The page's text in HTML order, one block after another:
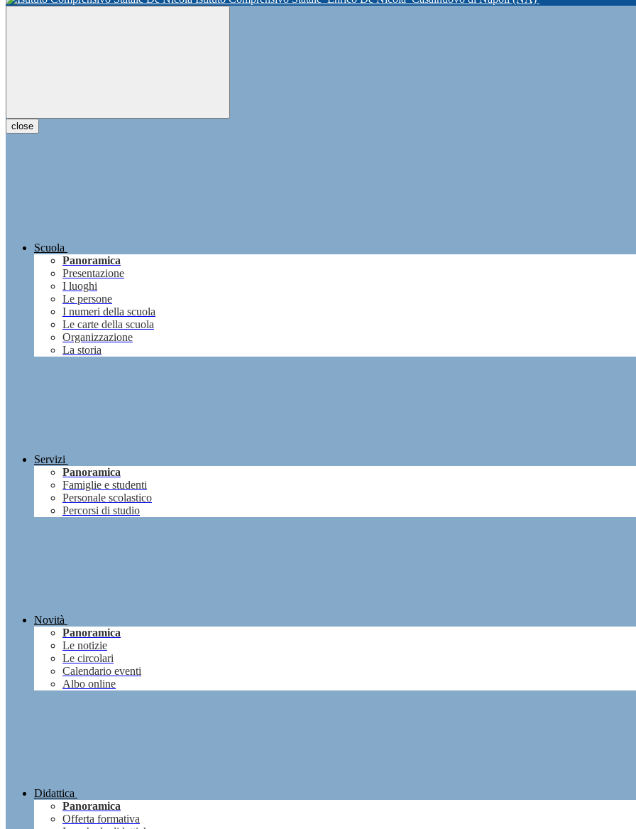
close
Scuola
Panoramica
Presentazione
I luoghi
Le persone
I numeri della scuola
Le carte della scuola
Organizzazione
La storia
Servizi
Panoramica
Famiglie e studenti
Personale scolastico
Percorsi di studio
Novità
Panoramica
Le notizie
Le circolari
Calendario eventi
Albo online
Didattica
Panoramica
Offerta formativa